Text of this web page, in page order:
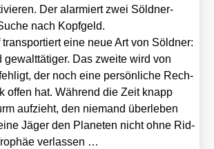
Der alar­miert zwei Söld­ner­
nach Kopf­geld.
eine neue Art von Söld­ner:
gewalt­tä­ti­ger. Das zwei­te wird von
der noch eine per­sön­li­che Rech­
offen hat. Wäh­rend die Zeit knapp
auf­zieht, den nie­mand über­le­ben
Jäger den Pla­ne­ten nicht ohne Rid­
ver­las­sen …